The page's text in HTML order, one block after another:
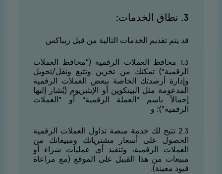
3. نطاق الخدمات:
قد يتم تقديم الخدمات التالية من قبل زيباكس
3.1 محافظ العملات الرقمية ("محافظ العملات
الرقمية") تمكنك من تخزين وتتبع ونقل/تحويل
وإدارة أرصدتك الخاصة ببعض العملات الرقمية
المدعومة مثل البيتكوين أو الإيثيريوم (يُشار إليها
إجمالاً باسم "العملة الرقمية" أو "العملات
الرقمية")؛ و
3.2 تتيح لك خدمة منصة تداول العملات الرقمية
الحصول على أسعار مشترياتك ومبيعاتك من
العملات الرقمية، وتنفيذ أي عمليات شراء أو
مبيعات من هذا القبيل على الموقع (مع مراعاة
قيود معينة).